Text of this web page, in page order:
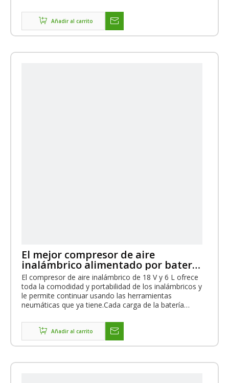
batería está respaldado por una garantía de 1 año y el
servicio OEM está disponible.
Añadir al carrito
El mejor compresor de aire
inalámbrico alimentado por batería
de iones de litio de 18 V
El compresor de aire inalámbrico de 18 V y 6 L ofrece
toda la comodidad y portabilidad de los inalámbricos y
le permite continuar usando las herramientas
neumáticas que ya tiene.Cada carga de la batería
tiempo de ejecución para completar una variedad de
aplicaciones.Además, el peso es de solo 13,8 kg, lo
que permite un uso portátil en todas partes.
Añadir al carrito